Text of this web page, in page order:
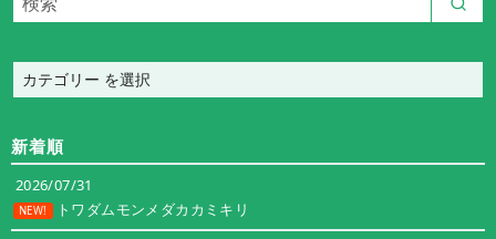
テ
リ
新着順
2026/07/31
NEW! トワダムモンメダカカミキリ